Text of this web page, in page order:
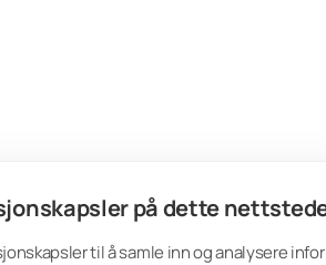
på dette
til å samle inn og analysere